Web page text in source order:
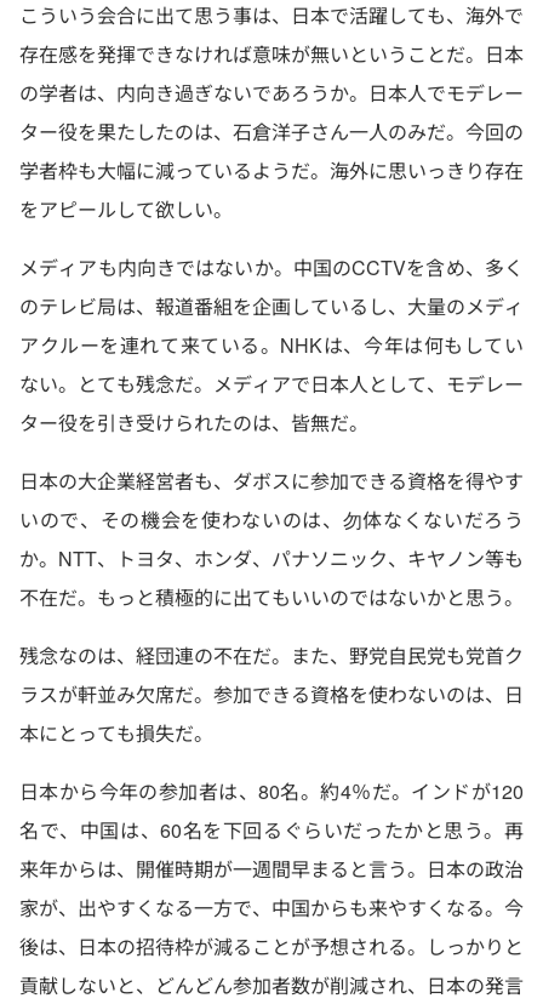
こういう会合に出て思う事は、日本で活躍しても、海外で
存在感を発揮できなければ意味が無いということだ。日本
の学者は、内向き過ぎないであろうか。日本人でモデレー
ター役を果たしたのは、石倉洋子さん一人のみだ。今回の
学者枠も大幅に減っているようだ。海外に思いっきり存在
をアピールして欲しい。
メディアも内向きではないか。中国のCCTVを含め、多く
のテレビ局は、報道番組を企画しているし、大量のメディ
アクルーを連れて来ている。NHKは、今年は何もしてい
ない。とても残念だ。メディアで日本人として、モデレー
ター役を引き受けられたのは、皆無だ。
日本の大企業経営者も、ダボスに参加できる資格を得やす
いので、その機会を使わないのは、勿体なくないだろう
か。NTT、トヨタ、ホンダ、パナソニック、キヤノン等も
不在だ。もっと積極的に出てもいいのではないかと思う。
残念なのは、経団連の不在だ。また、野党自民党も党首ク
ラスが軒並み欠席だ。参加できる資格を使わないのは、日
本にとっても損失だ。
日本から今年の参加者は、80名。約4％だ。インドが120
名で、中国は、60名を下回るぐらいだったかと思う。再
来年からは、開催時期が一週間早まると言う。日本の政治
家が、出やすくなる一方で、中国からも来やすくなる。今
後は、日本の招待枠が減ることが予想される。しっかりと
貢献しないと、どんどん参加者数が削減され、日本の発言